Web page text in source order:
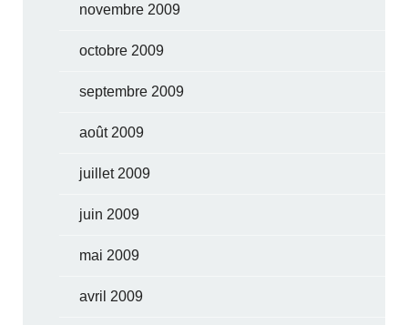
novembre 2009
octobre 2009
septembre 2009
août 2009
juillet 2009
juin 2009
mai 2009
avril 2009